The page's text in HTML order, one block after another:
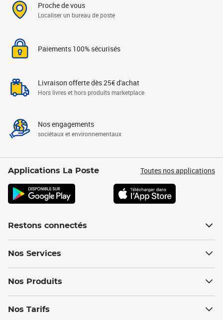
Proche de vous
Localiser un bureau de poste
Paiements 100% sécurisés
Livraison offerte dès 25€ d'achat
Hors livres et hors produits marketplace
Nos engagements
sociétaux et environnementaux
Applications La Poste Toutes nos applications
Restons connectés
Nos Services
Nos Produits
Nos Tarifs